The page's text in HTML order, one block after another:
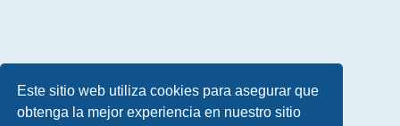
Este sitio web utiliza cookies para asegurar que
obtenga la mejor experiencia en nuestro sitio